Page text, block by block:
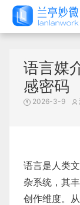
语言媒
感密码
2026-3-9
语言是人类
杂系统，其
创作维度。